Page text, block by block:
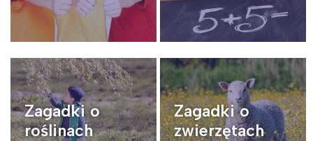
Zagadki o
roślinach
Zagadki o
zwierzętach